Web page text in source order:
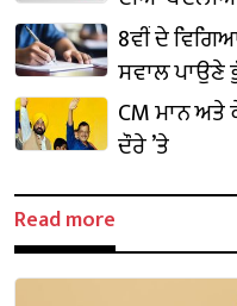
8ਵੀਂ ਦੇ
ਸਵਾਲ ਪਾਉਣੇ
CM ਮਾਨ
ਦੌਰੇ ’ਤੇ
Read more